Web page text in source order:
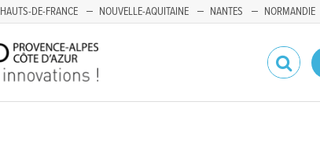
HAUTS-DE-FRANCE NOUVELLE-AQUITAINE NANTES NORMANDIE